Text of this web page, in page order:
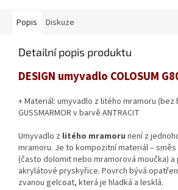
Popis Diskuze
Detailní popis produktu
DESIGN umyvadlo COLOSUM
+ Materiál: umyvadlo z litého mramoru
GUSSMARMOR v barvě ANTRACIT
Umyvadlo z litého mramoru není z
mramoru. Je to kompozitní materiál –
(často dolomit nebo mramorová moučka)
akrylátové pryskyřice. Povrch bývá
zvanou gelcoat, která je hladká a lesklá.